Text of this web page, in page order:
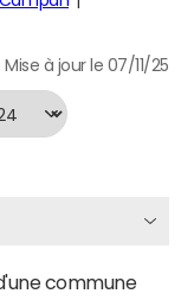
Mise à jour le 07/11/25
commune